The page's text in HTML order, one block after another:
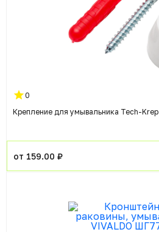
0
Крепление для умывальника Tech-Krep
от 159.00 ₽